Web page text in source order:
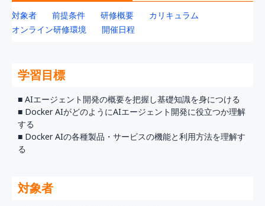
対象者 前提条件 研修概要
カリキュラム
オンライン研修環境
開催日程
学習目標
■ AIエージェント開発の概要を把握し基礎知識を身につける
■ Docker AIがどのようにAIエージェント開発に役立つか理解
する
■ Docker AIの各種製品・サービスの機能と利用方法を理解す
る
対象者